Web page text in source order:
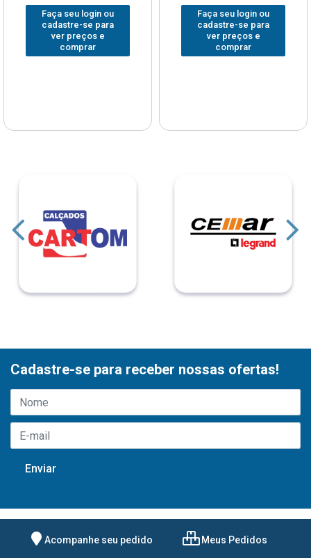
Faça seu login ou
cadastre-se para
ver preços e
comprar
Faça seu login ou
cadastre-se para
ver preços e
comprar
Cadastre-se para receber nossas ofertas!
Acompanhe seu pedido Meus Pedidos